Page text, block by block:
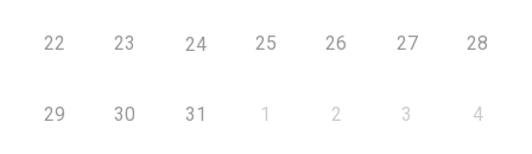
22 23 24 25 26 27 28
29 30 31 1 2 3 4